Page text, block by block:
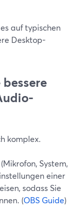
auf typischen
Desktop-
komplex.
System,
einer
sodass Sie
(OBS Guide)